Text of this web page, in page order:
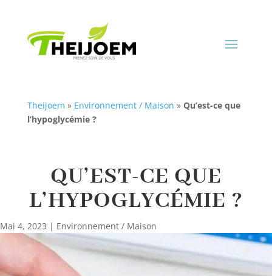
Theijoem » Environnement / Maison » Qu’est-ce que
l’hypoglycémie ?
QU’EST-CE QUE
L’HYPOGLYCÉMIE ?
Mai 4, 2023 | Environnement / Maison